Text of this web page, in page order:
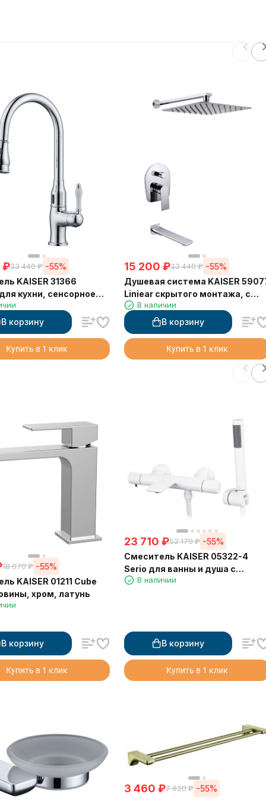
₽33 440 ₽ -55%
KAISER 31366
кухни, сенсорное
вытяжная лейка,
В корзину
Купить в 1 клик
15 200 ₽33 440 ₽ -55%
Душевая система KAISER
Liniear скрытого монтажа, с
изливом
В наличии
В корзину
Купить в 1 клик
18 070 ₽ -55%
KAISER 01211 Cube
хром, латунь
В корзину
Купить в 1 клик
23 710 ₽52 170 ₽ -55%
Смеситель KAISER 05322-4
Serio для ванны и душа с
термостатом
В наличии
В корзину
Купить в 1 клик
3 460 ₽7 620 ₽ -55%